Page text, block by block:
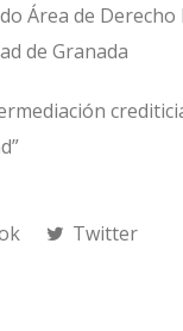
Área de Derecho
de Granada
Twitter